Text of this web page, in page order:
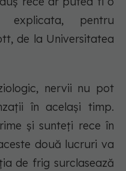
explicata, pentru
de la Universitatea
nervii nu pot
în același timp.
și sunteți rece în
două lucruri va
de frig surclasează